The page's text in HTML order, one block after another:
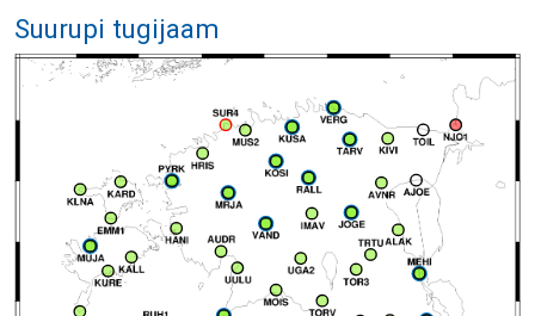
Suurupi tugijaam